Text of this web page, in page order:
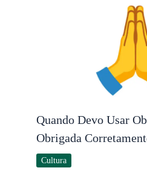
Quando Devo Usar
Obrigada
Cultura